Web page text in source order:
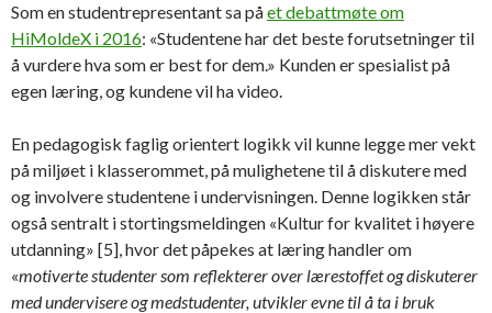
Som en studentrepresentant sa pået debattmøte om
HiMoldeX i 2016: «Studentene har det beste forutsetninger til
å vurdere hva som er best for dem.» Kunden er spesialist på
egen læring, og kundene vil ha video.
En pedagogisk faglig orientert logikk vil kunne legge mer vekt
på miljøet i klasserommet, på mulighetene til å diskutere med
og involvere studentene i undervisningen. Denne logikken står
også sentralt i stortingsmeldingen «Kultur for kvalitet i høyere
utdanning» [5], hvor det påpekes at læring handler om
«motiverte studenter som reflekterer over lærestoffet og diskuterer
med undervisere og medstudenter, utvikler evne til å ta i bruk